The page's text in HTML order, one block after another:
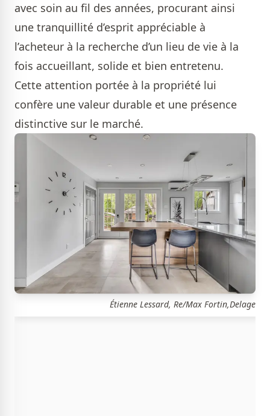
avec soin au fil des années, procurant ainsi
une tranquillité d’esprit appréciable à
l’acheteur à la recherche d’un lieu de vie à la
fois accueillant, solide et bien entretenu.
Cette attention portée à la propriété lui
confère une valeur durable et une présence
distinctive sur le marché.
Étienne Lessard, Re/Max Fortin,Delage